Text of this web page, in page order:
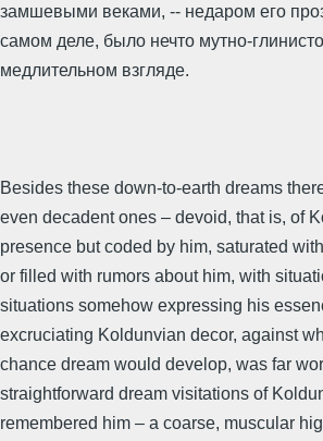
замшевыми веками, -- недаром его
самом деле, было нечто мутно-
медлительном взгляде.
Besides these down-to-earth dreams
even decadent ones – devoid, that is, of
presence but coded by him, saturated
or filled with rumors about him, with
situations somehow expressing his
excruciating Koldunvian decor, against
chance dream would develop, was far
straightforward dream visitations of
remembered him – a coarse, muscular